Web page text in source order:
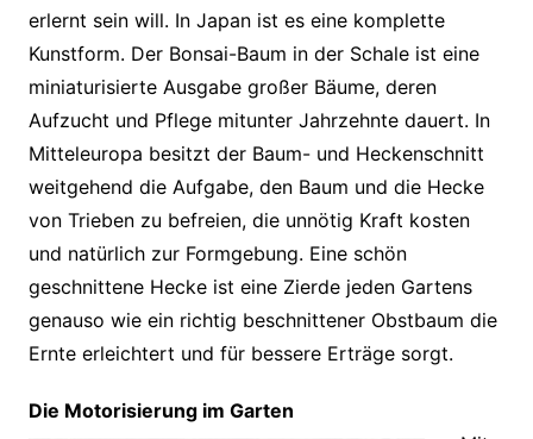
erlernt sein will. In Japan ist es eine komplette
Kunstform. Der Bonsai-Baum in der Schale ist eine
miniaturisierte Ausgabe großer Bäume, deren
Aufzucht und Pflege mitunter Jahrzehnte dauert. In
Mitteleuropa besitzt der Baum- und Heckenschnitt
weitgehend die Aufgabe, den Baum und die Hecke
von Trieben zu befreien, die unnötig Kraft kosten
und natürlich zur Formgebung. Eine schön
geschnittene Hecke ist eine Zierde jeden Gartens
genauso wie ein richtig beschnittener Obstbaum die
Ernte erleichtert und für bessere Erträge sorgt.
Die Motorisierung im Garten